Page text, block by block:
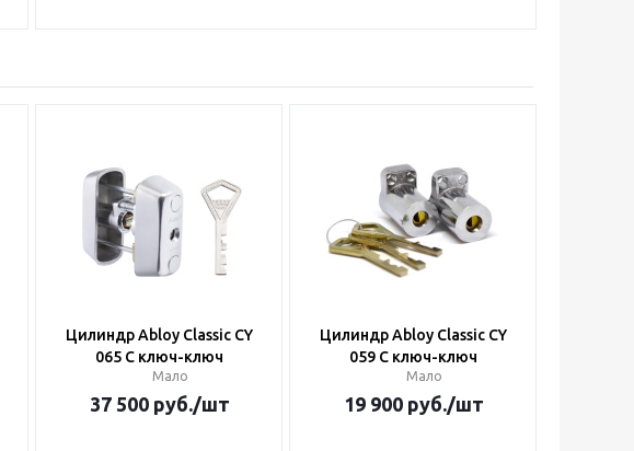
Цилиндр Abloy Classic CY
065 C ключ-ключ
Мало
37 500руб./шт
Цилиндр Abloy Classic CY
059 C ключ-ключ
Мало
19 900руб./шт